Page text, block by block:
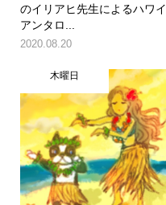
のイリアヒ先生によるハワイ
アンタロ...
2020.08.20
木曜日